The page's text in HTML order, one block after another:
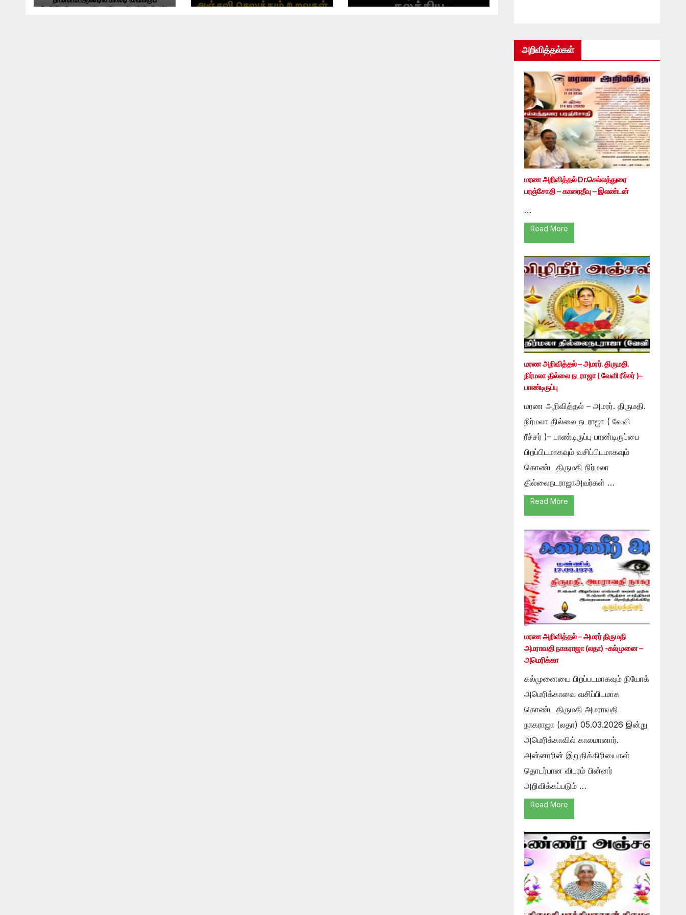
அறிவித்தல்கள்
மரண அறிவித்தல் Dr.செல்லத்துரை
பரஞ்சோதி – காரைதீவு – இலண்டன்
…
Read More
மரண அறிவித்தல் – அமரர். திருமதி.
நிர்மலா தில்லை நடராஜா ( வேவி ரீச்சர் )–
பாண்டிருப்பு
மரண அறிவித்தல் – அமரர். திருமதி.
நிர்மலா தில்லை நடராஜா ( வேவி
ரீச்சர் )– பாண்டிருப்பு பாண்டிருப்பை
பிறப்பிடமாகவும் வசிப்பிடமாகவும்
கொண்ட திருமதி நிர்மலா
தில்லைநடராஜாஅவர்கள் …
Read More
மரண அறிவித்தல் – அமரர் திருமதி
அமராவதி நாகராஜா (லதா) -கல்முனை –
அமெரிக்கா
கல்முனையை பிறப்படமாகவும் நியோக்
அமெரிக்காவை வசிப்பிடமாக
கொண்ட திருமதி அமராவதி
நாகராஜா (லதா) 05.03.2026 இன்று
அமெரிக்காவில் காலமானார்.
அன்னாரின் இறுதிக்கிரியைகள்
தொடர்பான விபரம் பின்னர்
அறிவிக்கப்படும் …
Read More